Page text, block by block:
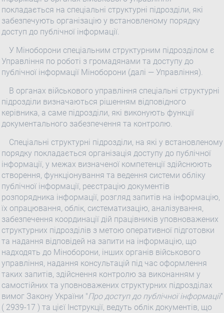
покладається на спеціальні структурні підрозділи, які
забезпечують організацію у встановленому порядку
доступ до публічної інформації.
У Міноборони спеціальним структурним підрозділом є
Управління по роботі з громадянами та доступу до
публічної інформації Міноборони (далі — Управління).
В органах військового управління спеціальні структурні
підрозділи визначаються рішенням відповідного
керівника, а саме підрозділи, які виконують функції
документального забезпечення та контролю.
Спеціальні структурні підрозділи, на які у встановленому
порядку покладається організація доступу до публічної
інформації, у межах визначеної компетенції здійснюють
створення, функціонування та ведення системи обліку
публічної інформації, реєстрацію документів
розпорядника інформації, розгляд запитів на інформацію,
їх опрацювання, облік, систематизацію, аналізування,
забезпечення координації дій працівників уповноважених
структурних підрозділів з метою оперативної підготовки
та надання відповідей на запити на інформацію, що
надходять до Міноборони, інших органів військового
управління, надання консультацій під час оформлення
таких запитів, здійснення контролю за виконанням у
самостійних та уповноважених структурних підрозділах
вимог Закону України "Про доступ до публічної інформації"
( 2939-17 ) та цієї Інструкції, ведуть облік документів, що